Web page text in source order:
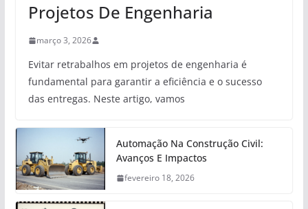
Projetos De Engenharia
março 3, 2026
Evitar retrabalhos em projetos de engenharia é
fundamental para garantir a eficiência e o sucesso
das entregas. Neste artigo, vamos
Automação Na Construção Civil:
Avanços E Impactos
fevereiro 18, 2026